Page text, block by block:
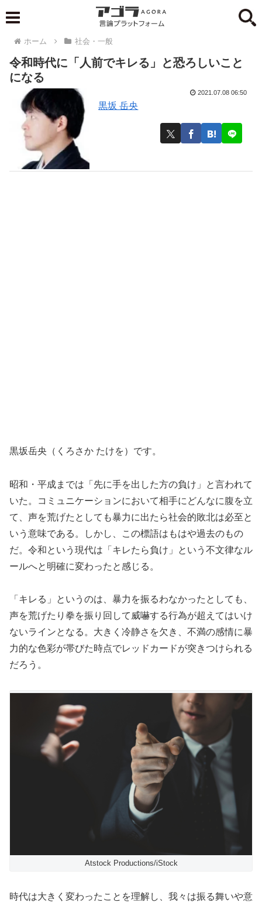
ホーム 社会・一般
令和時代に「人前でキレる」と恐ろしいこと
になる
黒坂 岳央
2021.07.08 06:50
黒坂岳央（くろさか たけを）です。
昭和・平成までは「先に手を出した方の負け」と言われて
いた。コミュニケーションにおいて相手にどんなに腹を立
て、声を荒げたとしても暴力に出たら社会的敗北は必至と
いう意味である。しかし、この標語はもはや過去のもの
だ。令和という現代は「キレたら負け」という不文律なル
ールへと明確に変わったと感じる。
「キレる」というのは、暴力を振るわなかったとしても、
声を荒げたり拳を振り回して威嚇する行為が超えてはいけ
ないラインとなる。大きく冷静さを欠き、不満の感情に暴
力的な色彩が帯びた時点でレッドカードが突きつけられる
だろう。
Atstock Productions/iStock
時代は大きく変わったことを理解し、我々は振る舞いや意